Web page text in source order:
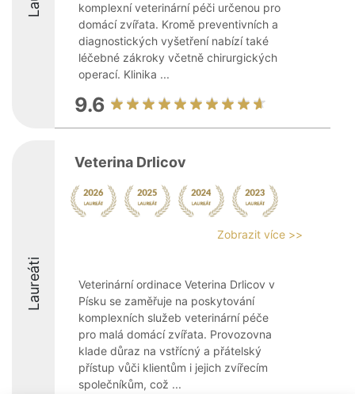
komplexní veterinární péči určenou pro
domácí zvířata. Kromě preventivních a
diagnostických vyšetření nabízí také
léčebné zákroky včetně chirurgických
operací. Klinika ...
9.6
Laureáti
Veterina Drlicov
Zobrazit více >>
Veterinární ordinace Veterina Drlicov v
Písku se zaměřuje na poskytování
komplexních služeb veterinární péče
pro malá domácí zvířata. Provozovna
klade důraz na vstřícný a přátelský
přístup vůči klientům i jejich zvířecím
společníkům, což ...